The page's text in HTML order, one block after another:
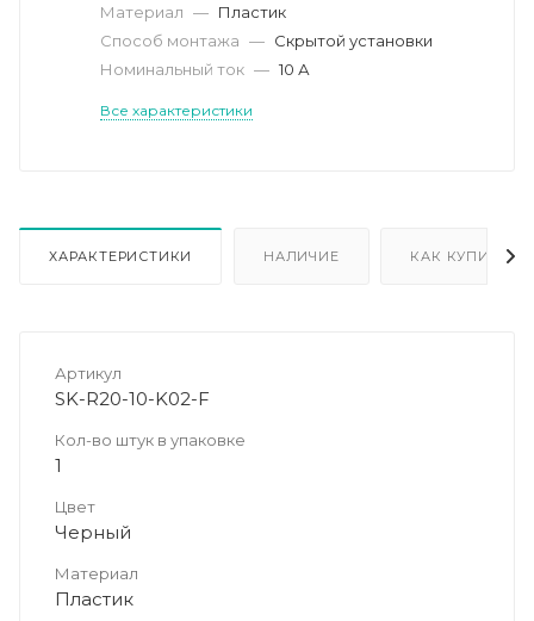
Материал — Пластик
Способ монтажа — Скрытой установки
Номинальный ток — 10 А
Все характеристики
ХАРАКТЕРИСТИКИ НАЛИЧИЕ КАК КУПИТЬ
Артикул
SK-R20-10-K02-F
Кол-во штук в упаковке
1
Цвет
Черный
Материал
Пластик